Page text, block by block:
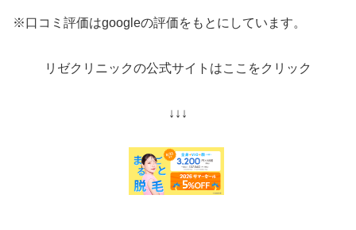
※口コミ評価はgoogleの評価をもとにしています。
リゼクリニックの公式サイトはここをクリック
↓↓↓